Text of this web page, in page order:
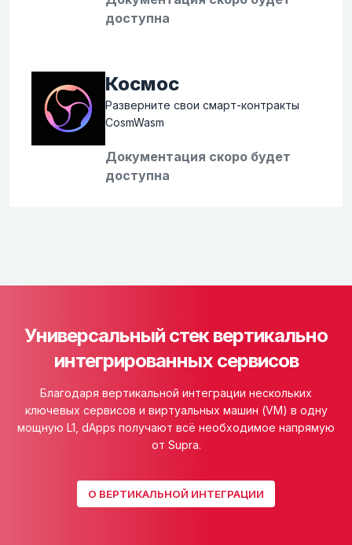
доступна
Космос
Разверните свои смарт-контракты
CosmWasm
Документация скоро будет
доступна
Универсальный стек вертикально
интегрированных сервисов
Благодаря вертикальной интеграции нескольких
ключевых сервисов и виртуальных машин (VM) в одну
мощную L1, dApps получают всё необходимое напрямую
от Supra.
О ВЕРТИКАЛЬНОЙ ИНТЕГРАЦИИ